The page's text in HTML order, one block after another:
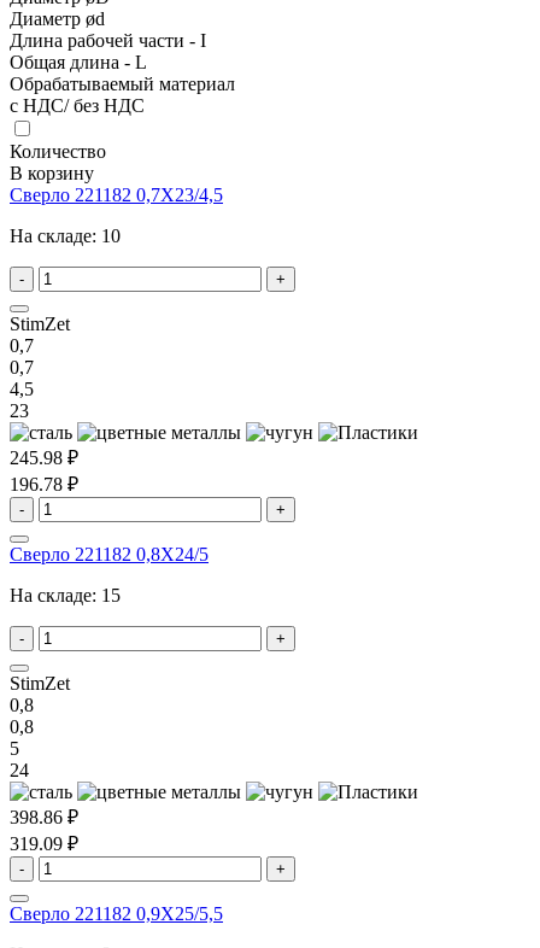
Диаметр ød
Длина рабочей части - I
Общая длина - L
Обрабатываемый материал
с НДС/ без НДС
Количество
В корзину
Сверло 221182 0,7X23/4,5
На складе: 10
- +
StimZet
0,7
0,7
4,5
23
245.98 ₽
196.78 ₽
- +
Сверло 221182 0,8X24/5
На складе: 15
- +
StimZet
0,8
0,8
5
24
398.86 ₽
319.09 ₽
- +
Сверло 221182 0,9X25/5,5